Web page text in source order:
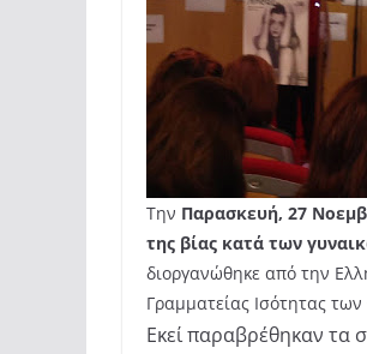
Την Παρασκευή, 27
της βίας κατά των
διοργανώθηκε από την
Γραμματείας Ισότητας
Εκεί παραβρέθηκαν τα